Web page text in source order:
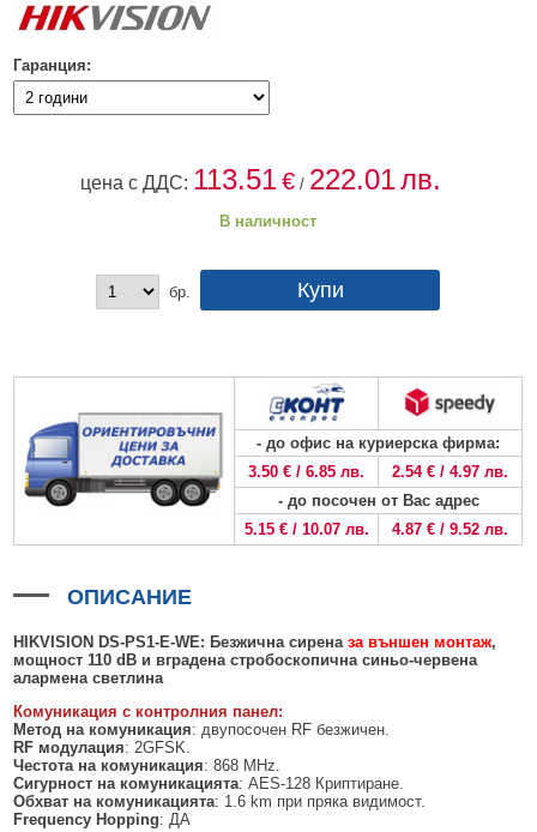
УПРАВЛЕНИЯ ЗА ВЪРТЯЩИ КАМЕРИ
ОБЕКТИВИ ЗА ОХРАНИТЕЛНИ КАМЕРИ
МЕТАЛНИ ТАБЛА
МЕДИА КОНВЕРТОРИ И SFP МОДУЛИ
БЕЗЖИЧНИ АЛАРМЕНИ СИСТЕМИ AJAX
БЕЗЖИЧНИ АЛАРМЕНИ ПАНЕЛИ (ХЪБ) AJAX
БЕЗЖИЧНИ РАЗШИРИТЕЛИ НА ОБХВАТ AJAX
БЕЗЖИЧНИ ДЕТЕКТОРИ AJAX
БЕЗЖИЧНИ ДЕТЕКТОРИ ЗА ПОЖАР, ДИМ, ТОПЛИНА И ВЪГЛЕРОДЕН
ОКСИД
БЕЗЖИЧНИ КЛАВИАТУРИ AJAX
БЕЗКОНТАКТНИ RFID КАРТИ И ЧИПОВЕ ЗА КЛАВИАТУРИ
БЕЗЖИЧНИ ДИСТАНЦИОННИ УПРАВЛЕНИЯ И БУТОНИ
БЕЗЖИЧНИ СИРЕНИ AJAX
МОДУЛИ ЗА СГРАДНА АВТОМАТИЗАЦИЯ AJAX
БЕЗЖИЧНИ АЛАРМЕНИ СИСТЕМИ HIKVISION AX PRO
БЕЗЖИЧНИ ПАНЕЛИ HIKVISION AX PRO
БЕЗЖИЧНИ ДЕТЕКТОРИ ЗА HIKVISION AX PRO
БЕЗЖИЧНИ МОДУЛИ И АКСЕСОАРИ ЗА HIKVISION AX PRO
КОМПЛЕКТИ БЕЗЖИЧНИ АЛАРМЕНИ СИСТЕМИ AX PRO
КОМУНИКАЦИОННИ ШКАФОВЕ
ALFALINE, СТЕННИ/СТОЯЩИ, С ОТВАРЯЕМИ И ЗАКЛЮЧВАЩИ СЕ
INTERLINE, СТОЯЩИ - НЕОТВАРЯЕМИ СТРАНИЦИ
BETALINE, СТОЯЩИ С ОТВАРЯЕМИ И ЗАКЛЮЧВАЩИ СЕ СТРАНИЦИ
АКСЕСОАРИ ЗА КОМУНИКАЦИОННИ ШКАФОВЕ
УПОТРЕБЯВАНА ТЕХНИКА
Гаранция:
цена с ДДС: 113.51 € / 222.01лв.
В наличност
бр.
- до офис на куриерска фирма:
3.50 € / 6.85 лв.
2.54 € / 4.97 лв.
- до посочен от Вас адрес
5.15 € / 10.07 лв.
4.87 € / 9.52 лв.
ОПИСАНИЕ
HIKVISION DS-PS1-Е-WE: Безжична сиреназа външен монтаж,
мощност 110dB и вградена стробоскопична синьо-червена
алармена светлина
Комуникация с контролния панел:
Метод на комуникация: двупосочен RF безжичен.
RF модулация: 2GFSK.
Честота на комуникация: 868 MHz.
Сигурност на комуникацията: AES-128 Криптиране.
Обхват на комуникацията: 1.6 km при пряка видимост.
Frequency Hopping: ДА